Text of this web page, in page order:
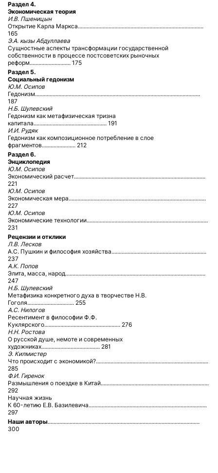
Раздел 4.
Экономическая теория
И.В. Пшеницын
Открытие Карла Маркса......................................................................................
165
Э.А. кызы Абдуллаева
Сущностные аспекты трансформации государственной
собственности в процессе постсоветских рыночных
реформ............................ 175
Раздел 5.
Социальный гедонизм
Ю.М. Осипов
Гедонизм.................................................................................................................
187
Н.Б. Шулевский
Гедонизм как метафизическая тризна
капитала.................................................. 191
И.И. Рудяк
Гедонизм как композиционное потребление в слое
фрагментов....................... 212
Раздел 6.
Энциклопедия
Ю.М. Осипов
Экономический расчет..........................................................................................
221
Ю.М. Осипов
Экономическая мера..............................................................................................
227
Ю.М. Осипов
Экономические технологии...................................................................................
231
Рецензии и отклики
Л.В. Лесков
А.С. Пушкин и философия хозяйства.................................................................
237
А.К. Попов
Элита, масса, народ................................................................................................
247
Н.Б. Шулевский
Метафизика конкретного духа в творчестве Н.В.
Гоголя................................ 255
А.С. Нилогов
Ресентимент в философии Ф.Ф.
Куклярского.................................................... 276
Н.Н. Ростова
О русской душе, немоте и современных
художниках........................................ 281
Э. Килмистер
Что происходит с экономикой?.............................................................................
285
Ф.И. Гиренок
Размышления о поездке в Китай..........................................................................
292
Научная жизнь
К 60-летию Е.В. Базилевича.................................................................................
297
Наши авторы........................................................................................................
300